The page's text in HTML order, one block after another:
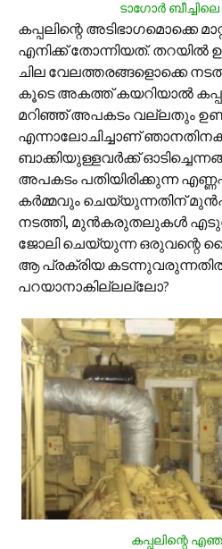
ടാഗോര്‍
കപ്പലിന്റെ അടിഭാഗമൊക്കെ
എനിക്ക് തോന്നിയത്. തറയില്‍
ചില വേലത്തരങ്ങളൊക്കെ
കൂടെ അകത്ത് കയറിയാല്‍
മറിഞ്ഞ് അപകടം വല്ലതും
എന്നാലോചിച്ചാണ്
ബാക്കിയുള്ളവര്‍ക്ക്
അപകടം പതിയിരിക്കുന്ന
കര്‍മ്മവും ചെയ്യുന്നതിന്
നടത്തി, മുന്‍‌കരുതലുകള്‍
ജോലി ചെയ്യുന്ന ഒരുവന്റെ
ആ പ്രക്രിയ കടന്നുവരുന്നതില്‍
പറയാനാകില്ലല്ലോ?
കപ്പലിന്റെ